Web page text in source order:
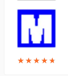
★★★★★
★★★★★